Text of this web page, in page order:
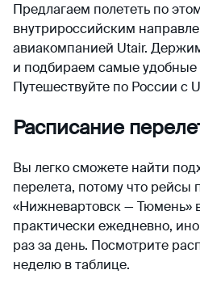
Предлагаем полететь по
внутрироссийским
авиакомпанией Utair.
и подбираем самые
Путешествуйте по России с
Расписание
Вы легко сможете найти
перелета, потому что рейсы
«Нижневартовск — Тюмень»
практически ежедневно,
раз за день. Посмотрите
неделю в таблице.